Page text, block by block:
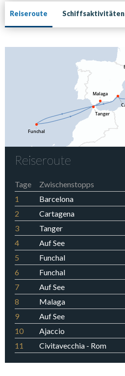
Reiseroute Schiffsaktivitäten
Reiseroute
Tage Zwischenstopps
1
Barcelona
2
Cartagena
3
Tanger
4
Auf See
5
Funchal
6
Funchal
7
Auf See
8
Malaga
9
Auf See
10
Ajaccio
11
Civitavecchia - Rom